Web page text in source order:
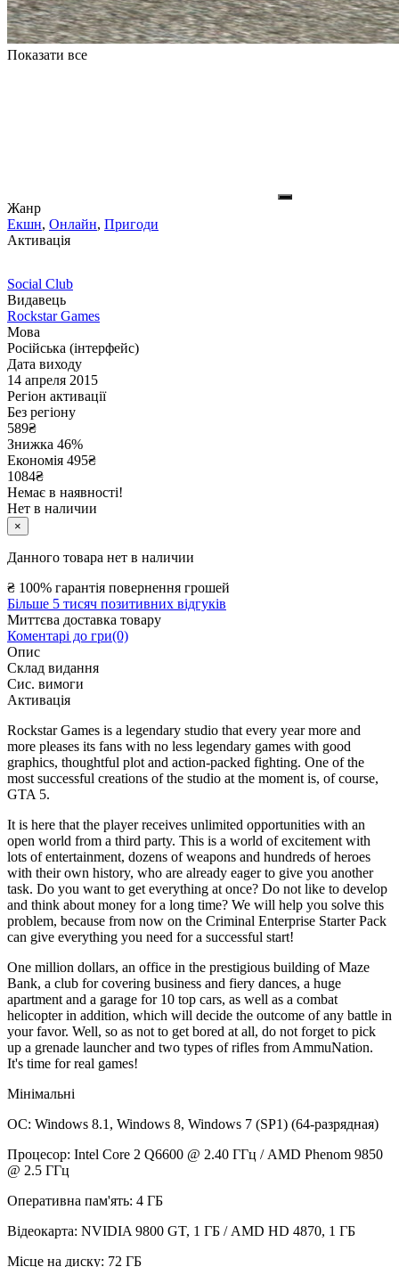
Показати все
Жанр
Екшн, Онлайн, Пригоди
Активація
Social Club
Видавець
Rockstar Games
Мова
Російська (інтерфейс)
Дата виходу
14 апреля 2015
Регіон активації
Без регіону
589₴
Знижка 46%
Економія 495₴
1084₴
Немає в наявності!
Нет в наличии
×
Данного товара нет в наличии
₴ 100% гарантія повернення грошей
Більше 5 тисяч позитивних відгуків
Миттєва доставка товару
Коментарі до гри(0)
Опис
Склад видання
Сис. вимоги
Активація
Rockstar Games is a legendary studio that every year more and
more pleases its fans with no less legendary games with good
graphics, thoughtful plot and action-packed fighting. One of the
most successful creations of the studio at the moment is, of course,
GTA 5.
It is here that the player receives unlimited opportunities with an
open world from a third party. This is a world of excitement with
lots of entertainment, dozens of weapons and hundreds of heroes
with their own history, who are already eager to give you another
task. Do you want to get everything at once? Do not like to develop
and think about money for a long time? We will help you solve this
problem, because from now on the Criminal Enterprise Starter Pack
can give everything you need for a successful start!
One million dollars, an office in the prestigious building of Maze
Bank, a club for covering business and fiery dances, a huge
apartment and a garage for 10 top cars, as well as a combat
helicopter in addition, which will decide the outcome of any battle in
your favor. Well, so as not to get bored at all, do not forget to pick
up a grenade launcher and two types of rifles from AmmuNation.
It's time for real games!
Мінімальні
ОС: Windows 8.1, Windows 8, Windows 7 (SP1) (64-разрядная)
Процесор: Intel Core 2 Q6600 @ 2.40 ГГц / AMD Phenom 9850
@ 2.5 ГГц
Оперативна пам'ять: 4 ГБ
Відеокарта: NVIDIA 9800 GT, 1 ГБ / AMD HD 4870, 1 ГБ
Місце на диску: 72 ГБ